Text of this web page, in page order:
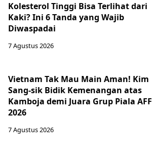
Kolesterol Tinggi Bisa Terlihat dari
Kaki? Ini 6 Tanda yang Wajib
Diwaspadai
7 Agustus 2026
Vietnam Tak Mau Main Aman! Kim
Sang-sik Bidik Kemenangan atas
Kamboja demi Juara Grup Piala AFF
2026
7 Agustus 2026